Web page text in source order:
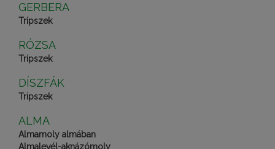
GERBERA
Tripszek
RÓZSA
Tripszek
DÍSZFÁK
Tripszek
ALMA
Almamoly almában
Almalevél-aknázómoly